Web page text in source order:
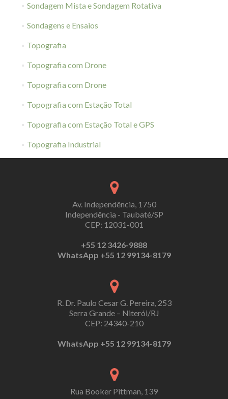
Sondagem Mista e Sondagem Rotativa
Sondagens e Ensaios
Topografia
Topografia com Drone
Topografia com Drone
Topografia com Estação Total
Topografia com Estação Total e GPS
Topografia Industrial
Av. Independência, 1750
Independência - Taubaté/SP
CEP: 12031-001
+55 12 3426-9888
WhatsApp +55 12 99134-8179
R. Dr. Paulo Cesar G. Pereira, 253
Serra Grande – Niterói/RJ
CEP: 24340-210
WhatsApp +55 12 99134-8179
Rua Booker Pittman, 139